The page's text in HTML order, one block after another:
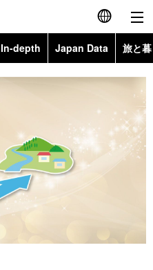
English
简体字
繁體字
Français
In-depth Japan Data 旅と
Topics
Images
People